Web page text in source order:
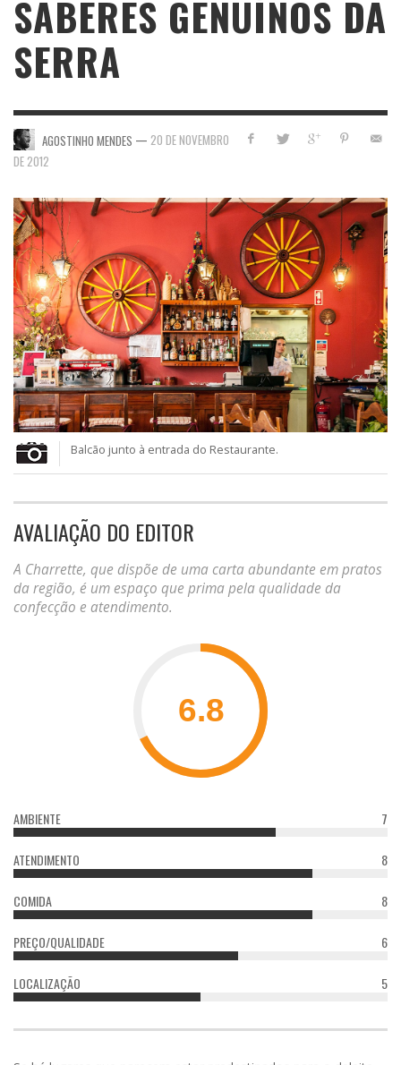
SABERES GENUÍNOS DA
SERRA
AGOSTINHO MENDES — 20 DE NOVEMBRO
DE 2012
Balcão junto à entrada do Restaurante.
AVALIAÇÃO DO EDITOR
A Charrette, que dispõe de uma carta abundante em pratos
da região, é um espaço que prima pela qualidade da
confecção e atendimento.
7
AMBIENTE
8
ATENDIMENTO
8
COMIDA
6
PREÇO/QUALIDADE
5
LOCALIZAÇÃO